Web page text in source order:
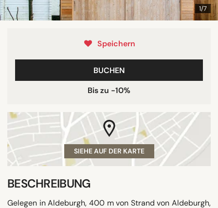
1/7
Speichern
BUCHEN
Bis zu -10%
SIEHE AUF DER KARTE
BESCHREIBUNG
Gelegen in Aldeburgh, 400 m von Strand von Aldeburgh,